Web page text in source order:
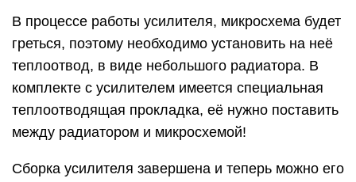
В процессе работы усилителя, микросхема будет
греться, поэтому необходимо установить на неё
теплоотвод, в виде небольшого радиатора. В
комплекте с усилителем имеется специальная
теплоотводящая прокладка, её нужно поставить
между радиатором и микросхемой!
Сборка усилителя завершена и теперь можно его